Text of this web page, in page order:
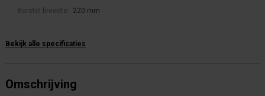
Borstel breedte: 220 mm
Bekijk alle specificaties
Omschrijving